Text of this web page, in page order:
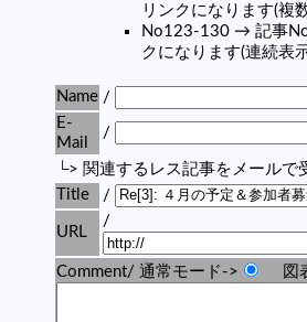
リンクになります(複
No123-130 → 記事
クになります(連続表示
Name /
E-
Mail
/
└> 関連するレス記事をメールで
Title
/
URL
/
Comment/ 通常モード-> 図